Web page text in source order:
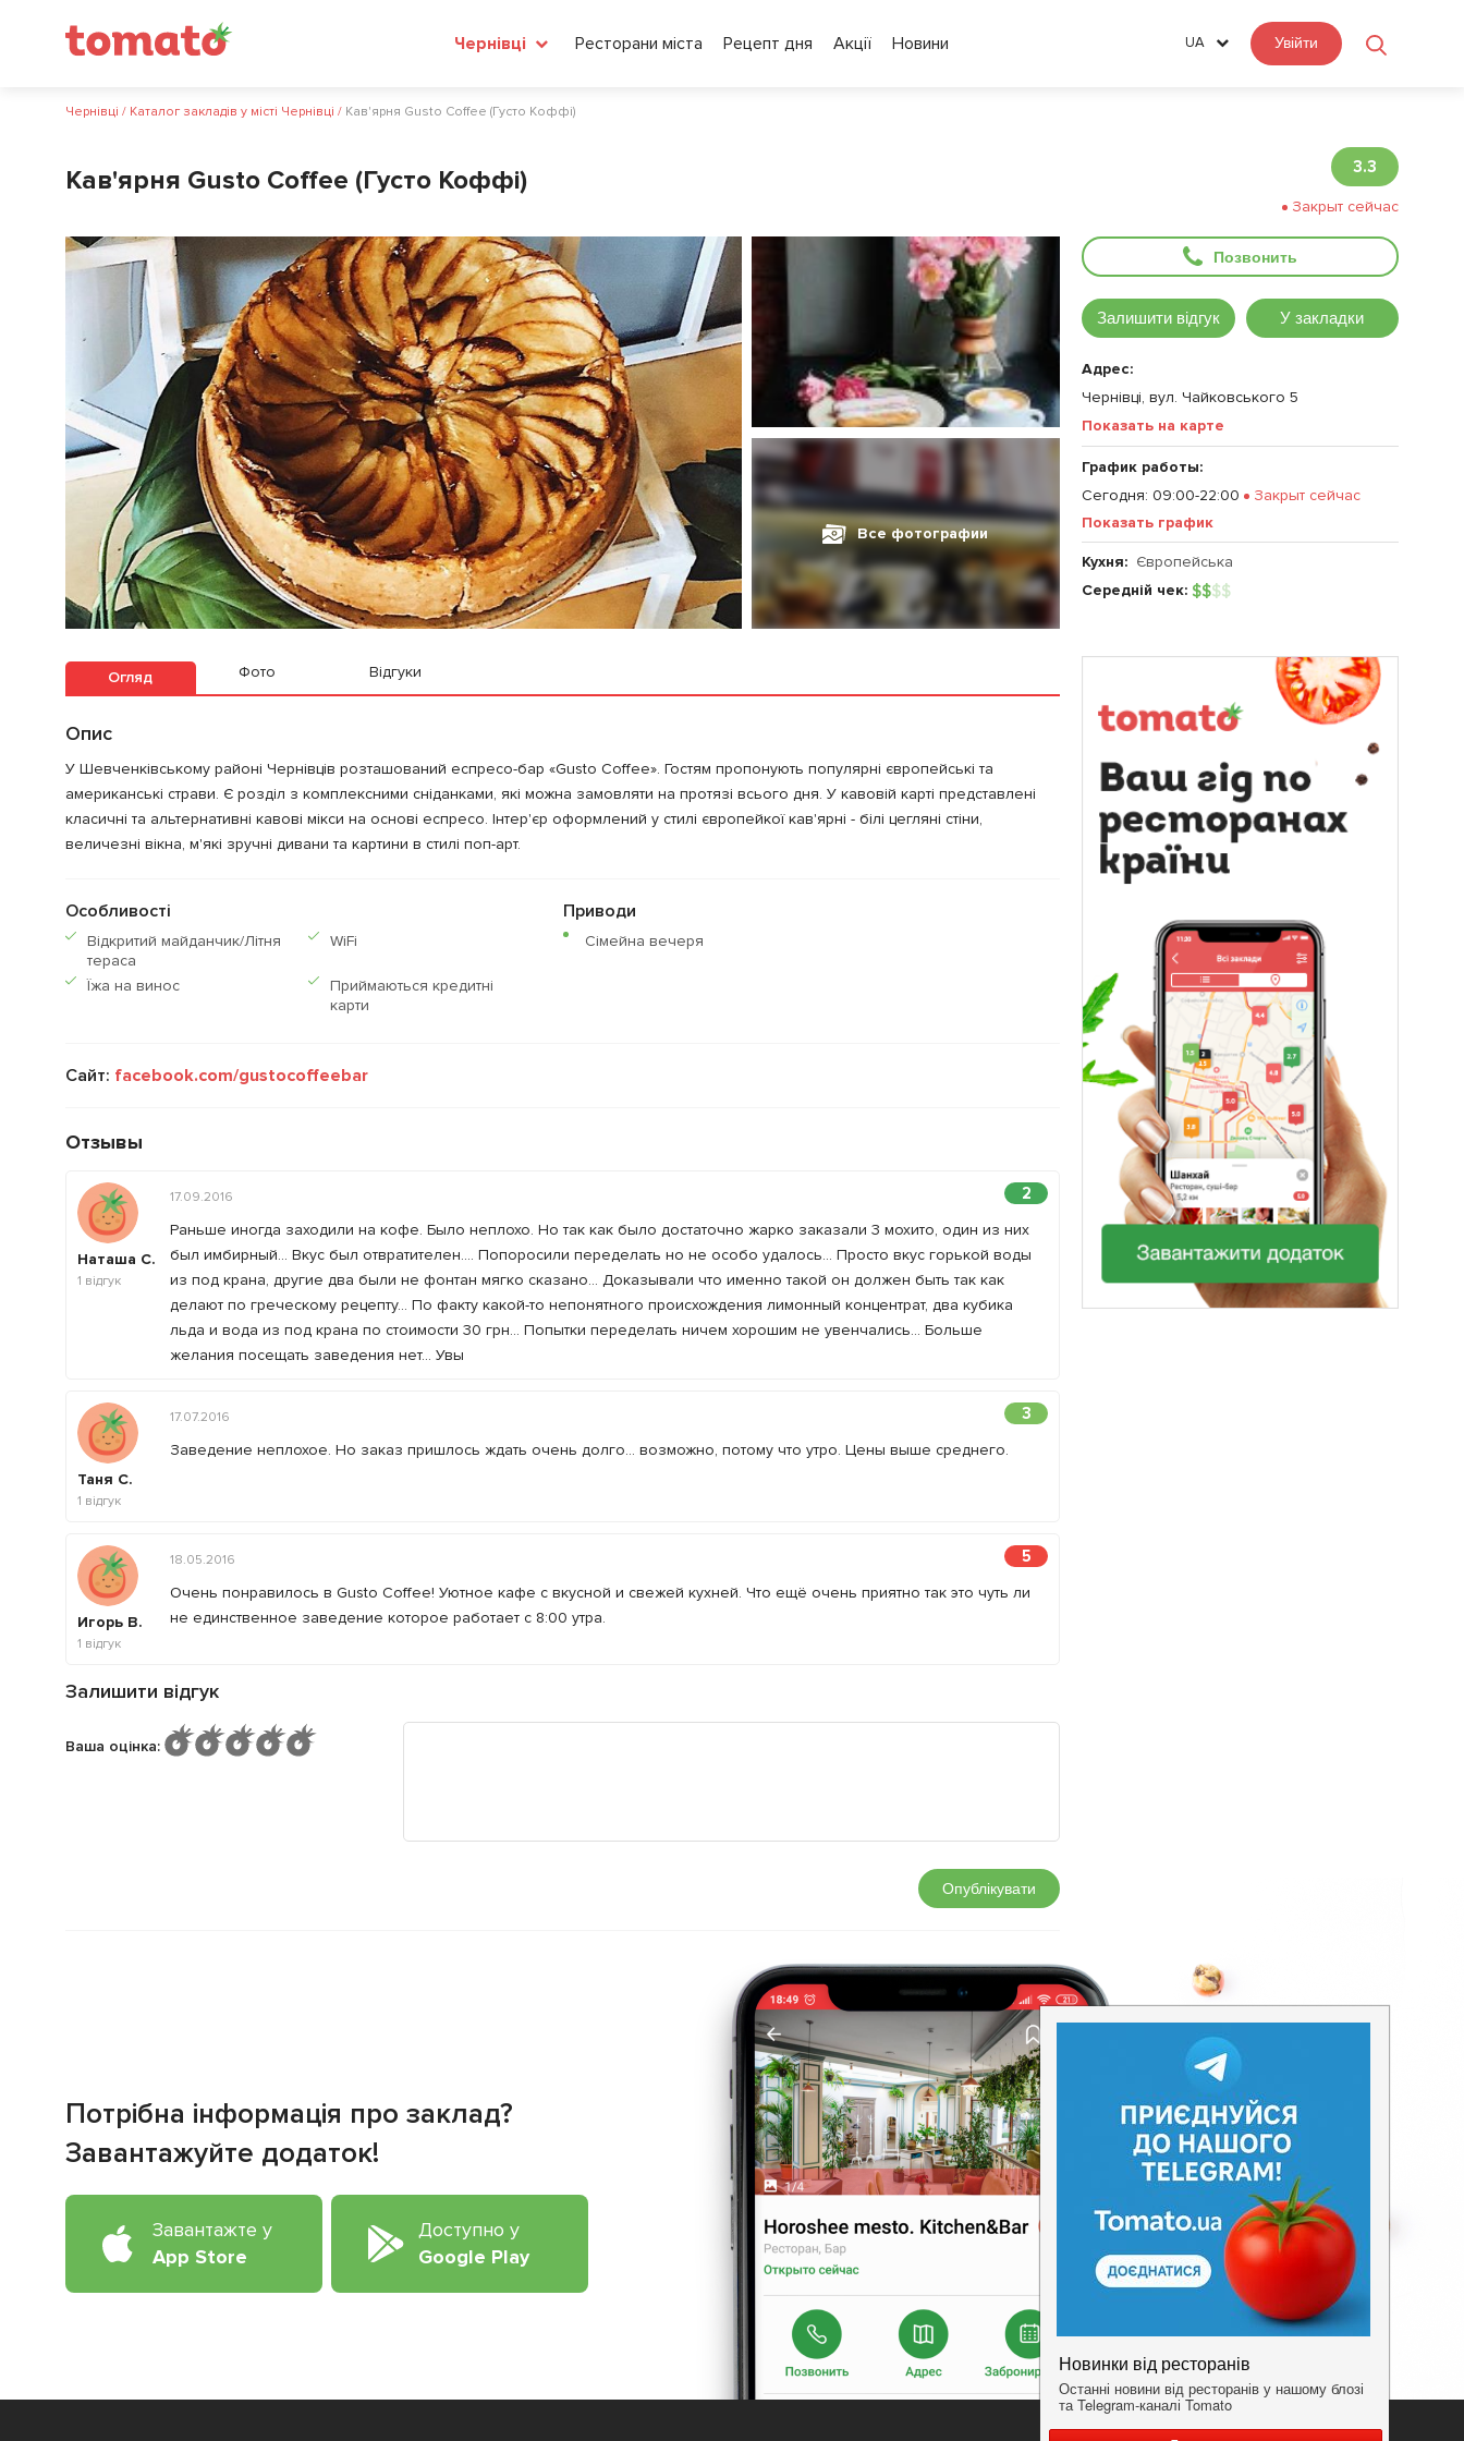
Чернівці Ресторани міста Рецепт дня Акції Новини UA Увійти
Чернівці / Каталог закладів у місті Чернівці / Кав'ярня Gusto Coffee (Густо Коффі)
Кав'ярня Gusto Coffee (Густо Коффі) 3.3
Закрыт сейчас
Позвонить
Залишити відгук У закладки
Адрес:
Чернівці, вул. Чайковського 5
Показать на карте
График работы:
Сегодня: 09:00-22:00
Закрыт сейчас
Показать график
Кухня: Європейська
Середній чек: $$$$
Все фотографии
Огляд Фото Відгуки
Опис
У Шевченківському районі Чернівців розташований еспресо-бар «Gusto Coffee». Гостям пропонують популярні європейські та
американські страви. Є розділ з комплексними сніданками, які можна замовляти на протязі всього дня. У кавовій карті представлені
класичні та альтернативні кавові мікси на основі еспресо. Інтер'єр оформлений у стилі європейкої кав'ярні - білі цегляні стіни,
величезні вікна, м'які зручні дивани та картини в стилі поп-арт.
Особливості
Відкритий майданчик/Літня
тераса
WiFi
Їжа на винос
Приймаються кредитнi
карти
Приводи
Сімейна вечеря
Сайт: facebook.com/gustocoffeebar
Отзывы
Наташа С.
1 відгук
2
17.09.2016
Раньше иногда заходили на кофе. Было неплохо. Но так как было достаточно жарко заказали 3 мохито, один из них
был имбирный... Вкус был отвратителен.... Попоросили переделать но не особо удалось... Просто вкус горькой воды
из под крана, другие два были не фонтан мягко сказано... Доказывали что именно такой он должен быть так как
делают по греческому рецепту... По факту какой-то непонятного происхождения лимонный концентрат, два кубика
льда и вода из под крана по стоимости 30 грн... Попытки переделать ничем хорошим не увенчались... Больше
желания посещать заведения нет... Увы
Таня С.
1 відгук
3
17.07.2016
Заведение неплохое. Но заказ пришлось ждать очень долго... возможно, потому что утро. Цены выше среднего.
Игорь В.
1 відгук
5
18.05.2016
Очень понравилось в Gusto Coffee! Уютное кафе с вкусной и свежей кухней. Что ещё очень приятно так это чуть ли
не единственное заведение которое работает с 8:00 утра.
Залишити відгук
Ваша оцінка:
Опублікувати
Потрібна інформація про заклад?
Завантажуйте додаток!
Завантажте у
App Store
Доступно у
Google Play